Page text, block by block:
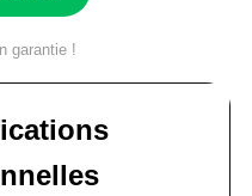
garantie !